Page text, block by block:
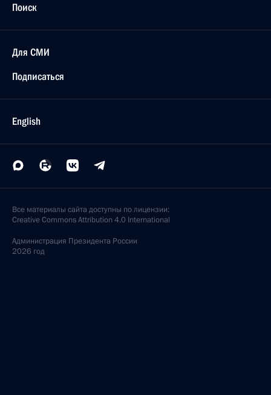
Поиск
Для СМИ
Подписаться
English
Все материалы сайта доступны по лицензии:
Creative Commons Attribution 4.0 International
Администрация Президента России
2026 год